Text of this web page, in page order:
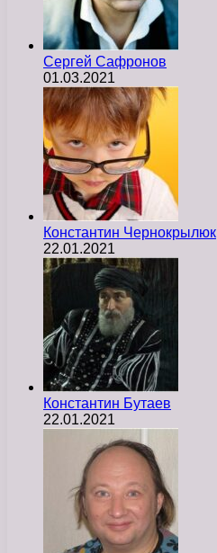
Сергей Сафронов
01.03.2021
Константин Чернокрылюк
22.01.2021
Константин Бутаев
22.01.2021